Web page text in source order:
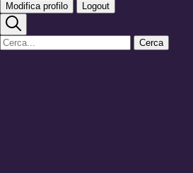
Modifica profilo Logout
Cerca